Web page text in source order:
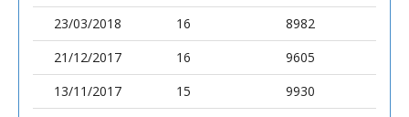
23/03/2018
16
8982
21/12/2017
16
9605
13/11/2017
15
9930